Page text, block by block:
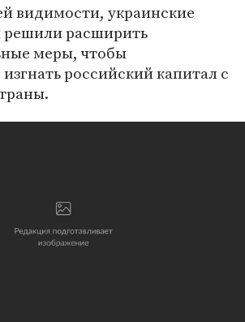
видимости, украинские
решили расширить
меры, чтобы
российский капитал с